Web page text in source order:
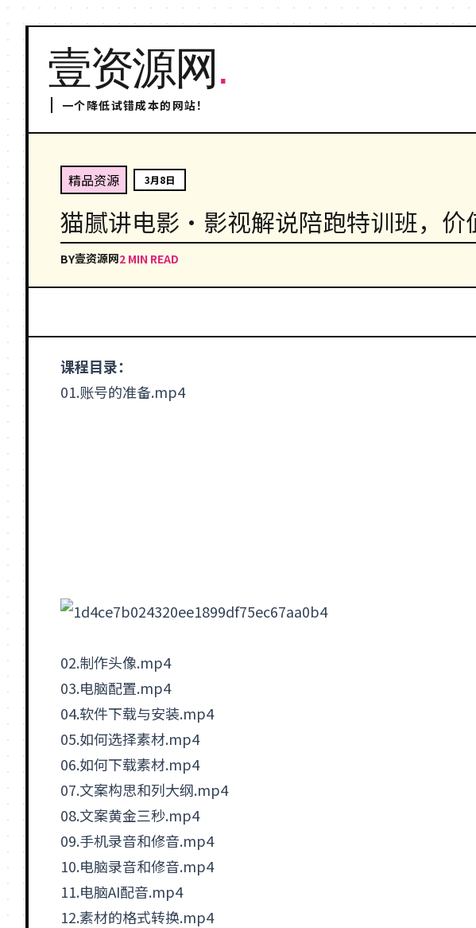
壹资源网.
一个降低试错成本的网站！
精品资源 3月8日
猫腻讲电影·影视解说陪跑特训班，价
BY壹资源网2 MIN READ
课程目录：
01.账号的准备.mp4
02.制作头像.mp4
03.电脑配置.mp4
04.软件下载与安装.mp4
05.如何选择素材.mp4
06.如何下载素材.mp4
07.文案构思和列大纲.mp4
08.文案黄金三秒.mp4
09.手机录音和修音.mp4
10.电脑录音和修音.mp4
11.电脑AI配音.mp4
12.素材的格式转换.mp4